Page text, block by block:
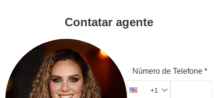
Contatar agente
Número de Telefone *
+1